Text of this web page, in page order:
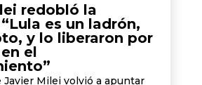
redobló la
es un ladrón,
y lo liberaron por
el
Milei volvió a apuntar